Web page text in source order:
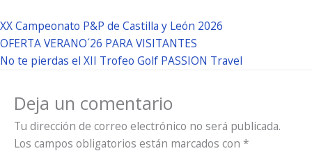
XX Campeonato P&P de Castilla y León 2026
OFERTA VERANO´26 PARA VISITANTES
No te pierdas el XII Trofeo Golf PASSION Travel
Deja un comentario
Tu dirección de correo electrónico no será publicada.
Los campos obligatorios están marcados con *